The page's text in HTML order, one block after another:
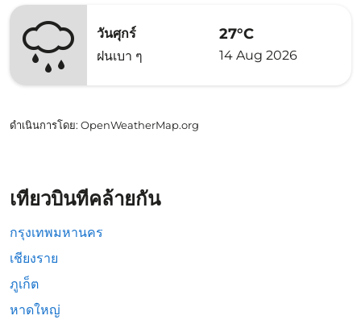
วันศุกร์
ฝนเบา ๆ
27°C
14 Aug 2026
ดำเนินการโดย: OpenWeatherMap.org
เที่ยวบินที่คล้ายกัน
กรุงเทพมหานคร
เชียงราย
ภูเก็ต
หาดใหญ่